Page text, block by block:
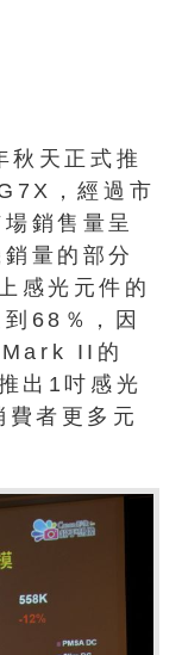
秋天正式推
，經過市
銷售量呈
量的部分
感光元件的
68％，因
Mark II的
出1吋感光
者更多元